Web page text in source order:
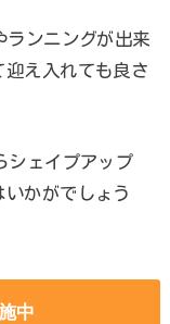
ランニングが出来
え入れても良さ
シェイプアップ
かがでしょう
中